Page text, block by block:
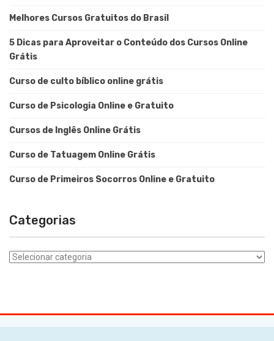
Melhores Cursos Gratuitos do Brasil
5 Dicas para Aproveitar o Conteúdo dos Cursos Online
Grátis
Curso de culto bíblico online grátis
Curso de Psicologia Online e Gratuito
Cursos de Inglês Online Grátis
Curso de Tatuagem Online Grátis
Curso de Primeiros Socorros Online e Gratuito
Categorias
Categorias